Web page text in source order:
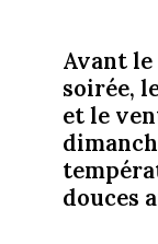
Avant
soirée,
et le
douces